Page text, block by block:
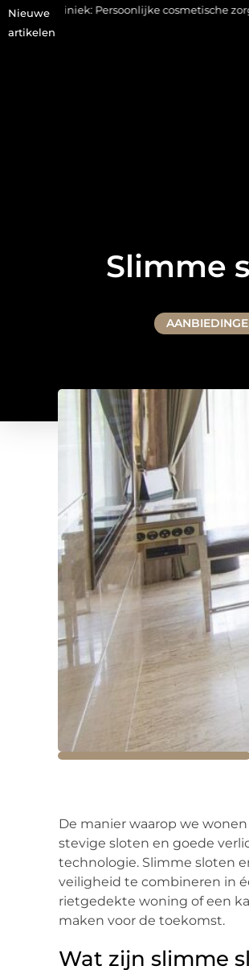
Nieuwe
artikelen
Persoonlijke cosmetische zorg met oog voor
Slimme
De manier waarop we
stevige sloten en goede
technologie. Slimme sloten
veiligheid te combineren in
rietgedekte woning of een
maken voor de toekomst.
Wat zijn slimme